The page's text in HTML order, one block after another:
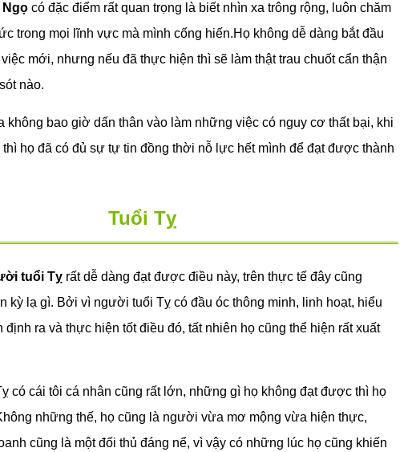
có đặc điểm rất quan trọng là biết nhìn xa trông rộng, luôn chăm
trong mọi lĩnh vực mà mình cống hiến.Họ không dễ dàng bắt đầu
mới, nhưng nếu đã thực hiện thì sẽ làm thật trau chuốt cẩn thận
nào.
bao giờ dấn thân vào làm những việc có nguy cơ thất bại, khi
thì họ đã có đủ sự tự tin đồng thời nỗ lực hết mình để đạt được thành
Tuổi Tỵ
tuổi Tỵ rất dễ dàng đạt được điều này, trên thực tế đây cũng
kỳ lạ gì. Bởi vì người tuổi Tỵ có đầu óc thông minh, linh hoạt, hiểu
ra và thực hiện tốt điều đó, tất nhiên họ cũng thể hiện rất xuất
có cái tôi cá nhân cũng rất lớn, những gì họ không đạt được thì họ
những thế, họ cũng là người vừa mơ mộng vừa hiện thực,
cũng là một đối thủ đáng nể, vì vậy có những lúc họ cũng khiến